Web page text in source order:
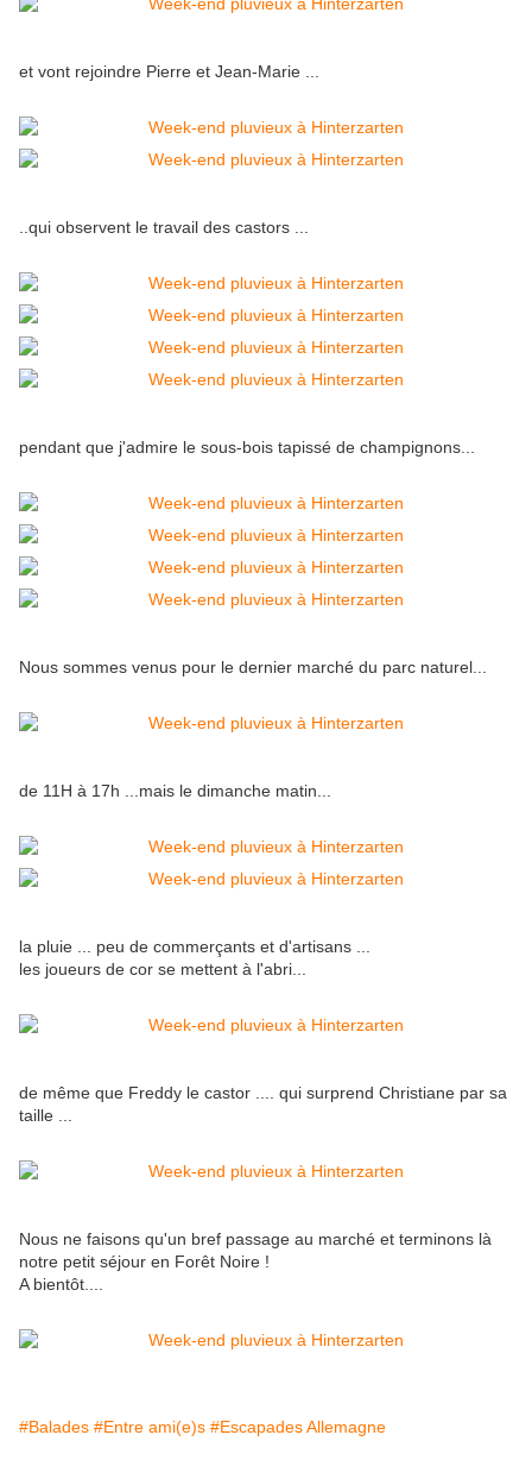
et vont rejoindre Pierre et Jean-Marie ...
..qui observent le travail des castors ...
pendant que j'admire le sous-bois tapissé de champignons...
Nous sommes venus pour le dernier marché du parc naturel...
de 11H à 17h ...mais le dimanche matin...
la pluie ... peu de commerçants et d'artisans ...
les joueurs de cor se mettent à l'abri...
de même que Freddy le castor .... qui surprend Christiane par sa
taille ...
Nous ne faisons qu'un bref passage au marché et terminons là
notre petit séjour en Forêt Noire !
A bientôt....
#Balades #Entre ami(e)s #Escapades Allemagne